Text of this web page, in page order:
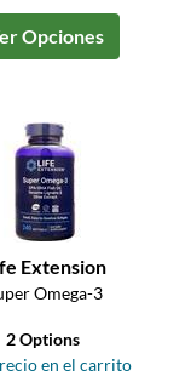
Opciones
Extension
Omega-3
2 Options
en el carrito